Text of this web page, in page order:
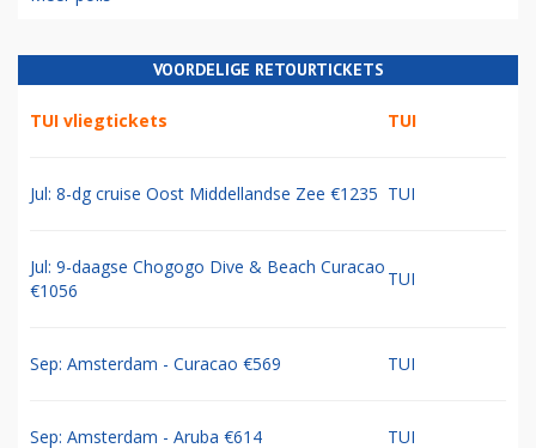
VOORDELIGE RETOURTICKETS
TUI vliegtickets TUI
Jul: 8-dg cruise Oost Middellandse Zee €1235 TUI
Jul: 9-daagse Chogogo Dive & Beach Curacao
€1056
TUI
Sep: Amsterdam - Curacao €569 TUI
Sep: Amsterdam - Aruba €614 TUI